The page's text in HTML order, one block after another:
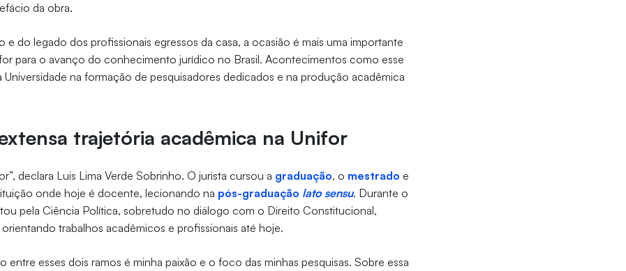
da obra.
e do legado dos profissionais egressos da casa, a ocasião é mais uma importante
para o avanço do conhecimento jurídico no Brasil. Acontecimentos como esse
na formação de pesquisadores dedicados e na produção acadêmica
trajetória acadêmica na Unifor
declara Luis Lima Verde Sobrinho. O jurista cursou a graduação, o mestrado e
onde hoje é docente, lecionando na pós-graduação lato sensu. Durante o
pela Ciência Política, sobretudo no diálogo com o Direito Constitucional,
trabalhos acadêmicos e profissionais até hoje.
entre esses dois ramos é minha paixão e o foco das minhas pesquisas. Sobre essa